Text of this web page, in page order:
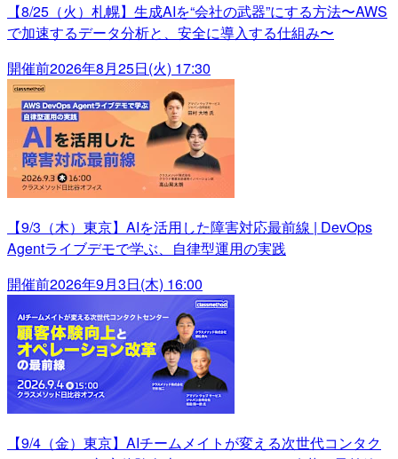
【8/25（火）札幌】生成AIを“会社の武器”にする方法〜AWS
で加速するデータ分析と、安全に導入する仕組み〜
開催前2026年8月25日(火) 17:30
【9/3（木）東京】AIを活用した障害対応最前線 | DevOps
Agentライブデモで学ぶ、自律型運用の実践
開催前2026年9月3日(木) 16:00
【9/4（金）東京】AIチームメイトが変える次世代コンタク